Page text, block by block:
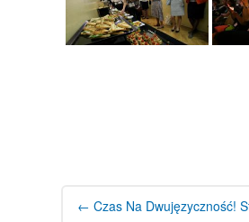
← Czas Na Dwujęzyczność!